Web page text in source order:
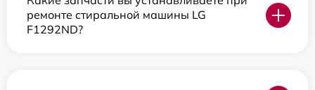
ремонте стиральной машины LG
F1292ND?